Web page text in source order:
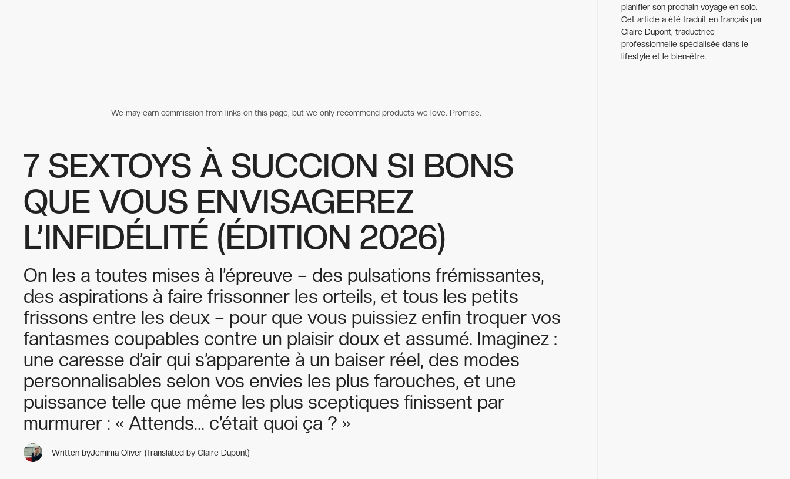
We may earn commission from links on this page, but we only recommend products we love. Promise.
7 SEXTOYS À SUCCION SI BONS
QUE VOUS ENVISAGEREZ
L’INFIDÉLITÉ (ÉDITION 2026)
On les a toutes mises à l’épreuve – des pulsations frémissantes,
des aspirations à faire frissonner les orteils, et tous les petits
frissons entre les deux – pour que vous puissiez enfin troquer vos
fantasmes coupables contre un plaisir doux et assumé. Imaginez :
une caresse d’air qui s’apparente à un baiser réel, des modes
personnalisables selon vos envies les plus farouches, et une
puissance telle que même les plus sceptiques finissent par
murmurer : « Attends… c’était quoi ça ? »
Written byJemima Oliver (Translated by Claire Dupont)
planifier son prochain voyage en solo.
Cet article a été traduit en français par
Claire Dupont, traductrice
professionnelle spécialisée dans le
lifestyle et le bien-être.